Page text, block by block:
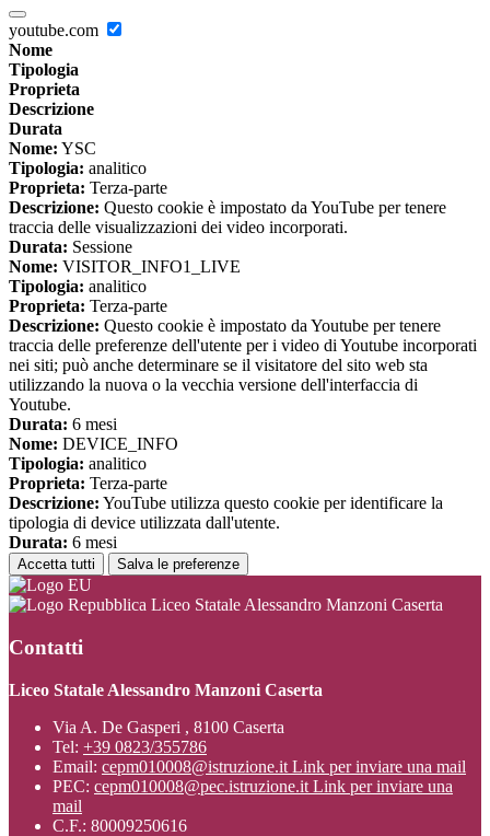
youtube.com
Nome
Tipologia
Proprieta
Descrizione
Durata
Nome: YSC
Tipologia: analitico
Proprieta: Terza-parte
Descrizione: Questo cookie è impostato da YouTube per tenere
traccia delle visualizzazioni dei video incorporati.
Durata: Sessione
Nome: VISITOR_INFO1_LIVE
Tipologia: analitico
Proprieta: Terza-parte
Descrizione: Questo cookie è impostato da Youtube per tenere
traccia delle preferenze dell'utente per i video di Youtube incorporati
nei siti; può anche determinare se il visitatore del sito web sta
utilizzando la nuova o la vecchia versione dell'interfaccia di
Youtube.
Durata: 6 mesi
Nome: DEVICE_INFO
Tipologia: analitico
Proprieta: Terza-parte
Descrizione: YouTube utilizza questo cookie per identificare la
tipologia di device utilizzata dall'utente.
Durata: 6 mesi
Accetta tutti Salva le preferenze
Liceo Statale Alessandro Manzoni Caserta
Contatti
Liceo Statale Alessandro Manzoni Caserta
Via A. De Gasperi , 8100 Caserta
Tel: +39 0823/355786
Email: cepm010008@istruzione.it Link per inviare una mail
PEC: cepm010008@pec.istruzione.it Link per inviare una
mail
C.F.: 80009250616